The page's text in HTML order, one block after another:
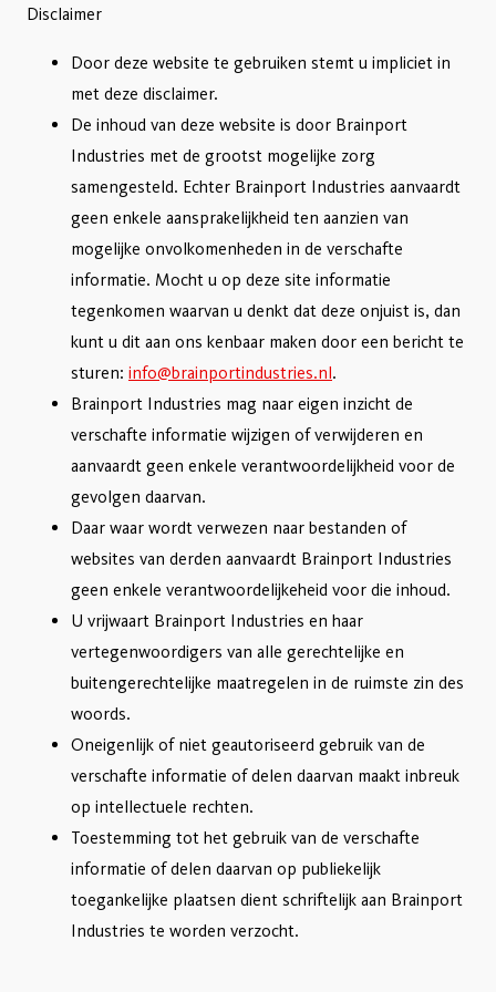
Disclaimer
Door deze website te gebruiken stemt u impliciet in
met deze disclaimer.
De inhoud van deze website is door Brainport
Industries met de grootst mogelijke zorg
samengesteld. Echter Brainport Industries aanvaardt
geen enkele aansprakelijkheid ten aanzien van
mogelijke onvolkomenheden in de verschafte
informatie. Mocht u op deze site informatie
tegenkomen waarvan u denkt dat deze onjuist is, dan
kunt u dit aan ons kenbaar maken door een bericht te
sturen: info@brainportindustries.nl.
Brainport Industries mag naar eigen inzicht de
verschafte informatie wijzigen of verwijderen en
aanvaardt geen enkele verantwoordelijkheid voor de
gevolgen daarvan.
Daar waar wordt verwezen naar bestanden of
websites van derden aanvaardt Brainport Industries
geen enkele verantwoordelijkeheid voor die inhoud.
U vrijwaart Brainport Industries en haar
vertegenwoordigers van alle gerechtelijke en
buitengerechtelijke maatregelen in de ruimste zin des
woords.
Oneigenlijk of niet geautoriseerd gebruik van de
verschafte informatie of delen daarvan maakt inbreuk
op intellectuele rechten.
Toestemming tot het gebruik van de verschafte
informatie of delen daarvan op publiekelijk
toegankelijke plaatsen dient schriftelijk aan Brainport
Industries te worden verzocht.